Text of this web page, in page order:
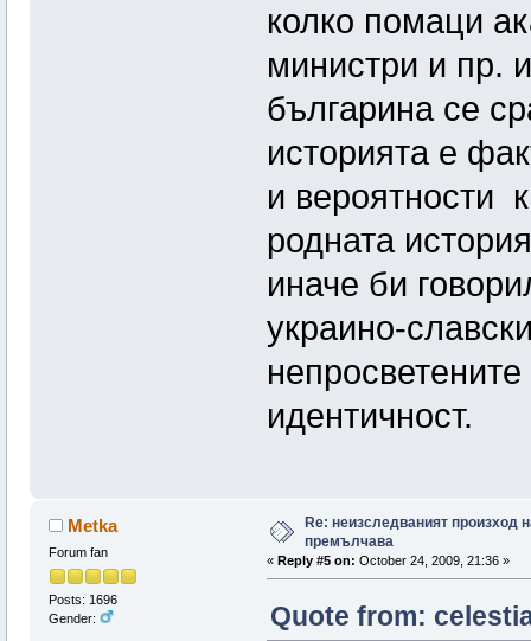
колко помаци
министри и пр.
българина се
историята е
и вероятности
родната
иначе би
украино-
идентичност.
Metka
Forum fan
Posts: 1696
Gender:
Re: неизследваният произход
премълчава
« Reply #5 on: October 24, 2009, 21:36 »
Quote from: